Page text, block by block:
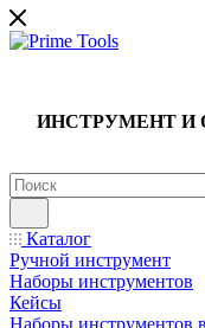
ИНСТРУМЕНТ И
Каталог
Ручной инструмент
Наборы инструментов
Кейсы
Наборы инструментов